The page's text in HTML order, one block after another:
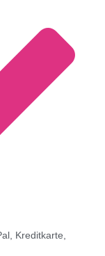
Kreditkarte,